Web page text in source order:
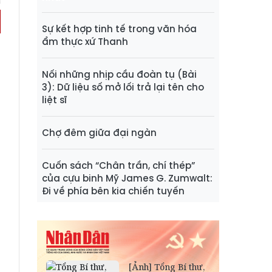
Sự kết hợp tinh tế trong văn hóa
ẩm thực xứ Thanh
Nối những nhịp cầu đoàn tụ (Bài
3): Dữ liệu số mở lối trả lại tên cho
liệt sĩ
Chợ đêm giữa đại ngàn
Cuốn sách “Chân trần, chí thép”
của cựu binh Mỹ James G. Zumwalt:
Đi về phía bên kia chiến tuyến